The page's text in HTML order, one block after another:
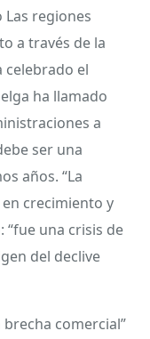
regiones
a través de la
celebrado el
ha llamado
a
ser una
años. “La
crecimiento y
“fue una crisis de
del declive
comercial”